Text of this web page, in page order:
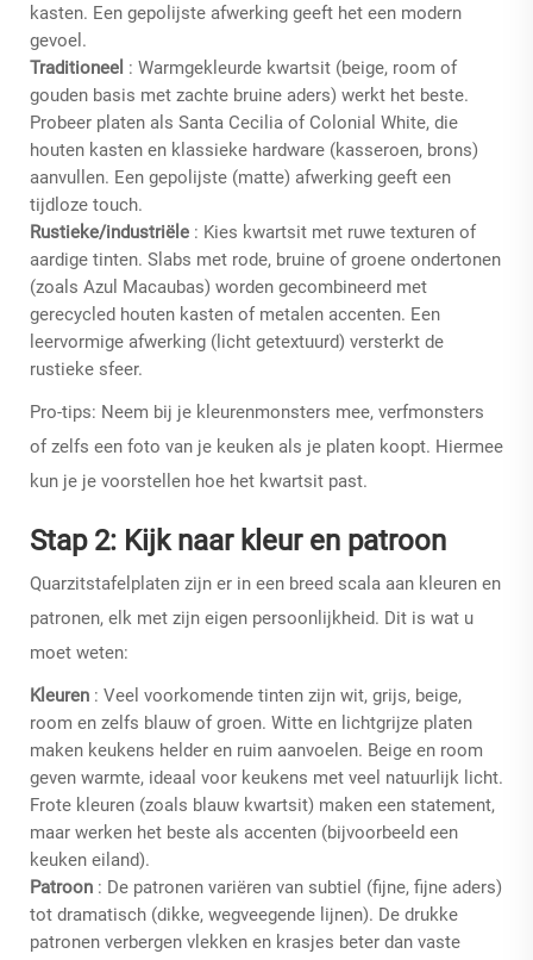
kasten. Een gepolijste afwerking geeft het een modern
gevoel.
Traditioneel : Warmgekleurde kwartsit (beige, room of
gouden basis met zachte bruine aders) werkt het beste.
Probeer platen als Santa Cecilia of Colonial White, die
houten kasten en klassieke hardware (kasseroen, brons)
aanvullen. Een gepolijste (matte) afwerking geeft een
tijdloze touch.
Rustieke/industriële : Kies kwartsit met ruwe texturen of
aardige tinten. Slabs met rode, bruine of groene ondertonen
(zoals Azul Macaubas) worden gecombineerd met
gerecycled houten kasten of metalen accenten. Een
leervormige afwerking (licht getextuurd) versterkt de
rustieke sfeer.
Pro-tips: Neem bij je kleurenmonsters mee, verfmonsters
of zelfs een foto van je keuken als je platen koopt. Hiermee
kun je je voorstellen hoe het kwartsit past.
Stap 2: Kijk naar kleur en patroon
Quarzitstafelplaten zijn er in een breed scala aan kleuren en
patronen, elk met zijn eigen persoonlijkheid. Dit is wat u
moet weten:
Kleuren : Veel voorkomende tinten zijn wit, grijs, beige,
room en zelfs blauw of groen. Witte en lichtgrijze platen
maken keukens helder en ruim aanvoelen. Beige en room
geven warmte, ideaal voor keukens met veel natuurlijk licht.
Frote kleuren (zoals blauw kwartsit) maken een statement,
maar werken het beste als accenten (bijvoorbeeld een
keuken eiland).
Patroon : De patronen variëren van subtiel (fijne, fijne aders)
tot dramatisch (dikke, wegveegende lijnen). De drukke
patronen verbergen vlekken en krasjes beter dan vaste